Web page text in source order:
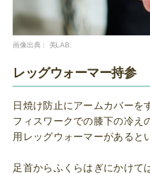
画像出典： 美LAB.
レッグウォーマー持参
日焼け防止にアームカバーを
フィスワークでの膝下の冷え
用レッグウォーマーがあると
足首からふくらはぎにかけて